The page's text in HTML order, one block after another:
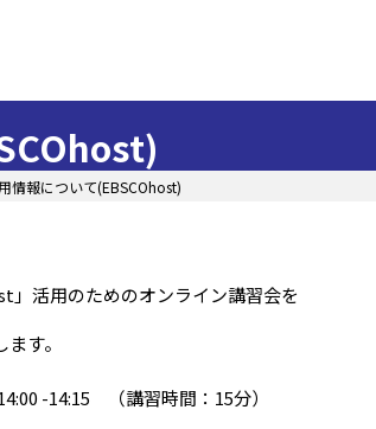
情報について(EBSCOhost)
」活用のためのオンライン講習会を
す。
-14:15 （講習時間： 15分）